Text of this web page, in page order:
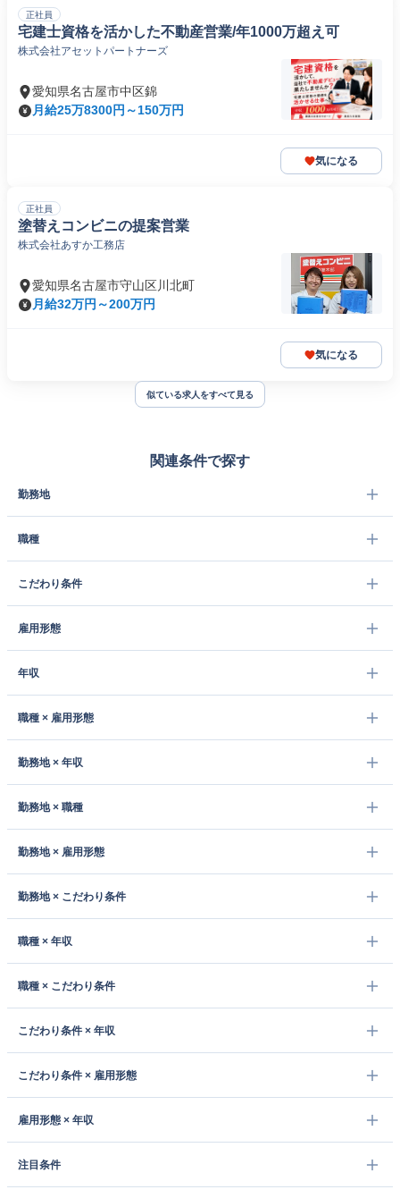
正社員
宅建士資格を活かした不動産営業/年1000万超え可
株式会社アセットパートナーズ
愛知県名古屋市中区錦
月給25万8300円～150万円
気になる
正社員
塗替えコンビニの提案営業
株式会社あすか工務店
愛知県名古屋市守山区川北町
月給32万円～200万円
気になる
似ている求人をすべて見る
関連条件で探す
勤務地
職種
こだわり条件
雇用形態
年収
職種 × 雇用形態
勤務地 × 年収
勤務地 × 職種
勤務地 × 雇用形態
勤務地 × こだわり条件
職種 × 年収
職種 × こだわり条件
こだわり条件 × 年収
こだわり条件 × 雇用形態
雇用形態 × 年収
注目条件